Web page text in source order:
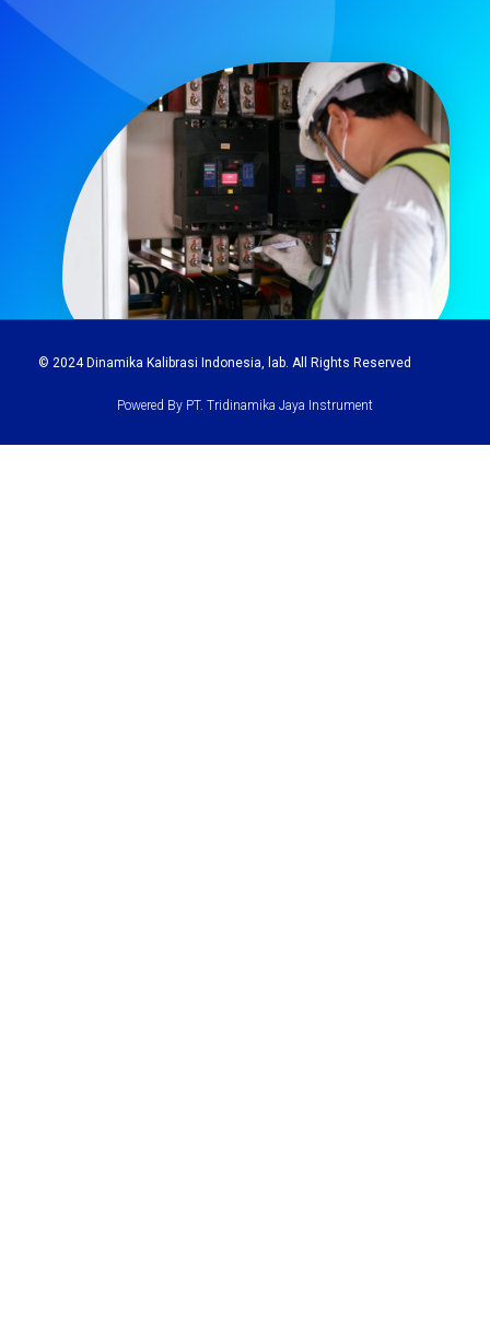
© 2024 Dinamika Kalibrasi Indonesia, lab. All Rights Reserved
Powered By PT. Tridinamika Jaya Instrument